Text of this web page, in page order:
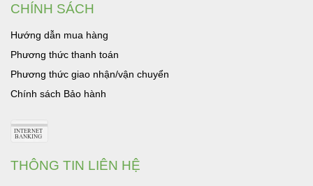
CHÍNH SÁCH
Hướng dẫn mua hàng
Phương thức thanh toán
Phương thức giao nhận/vận chuyển
Chính sách Bảo hành
THÔNG TIN LIÊN HỆ